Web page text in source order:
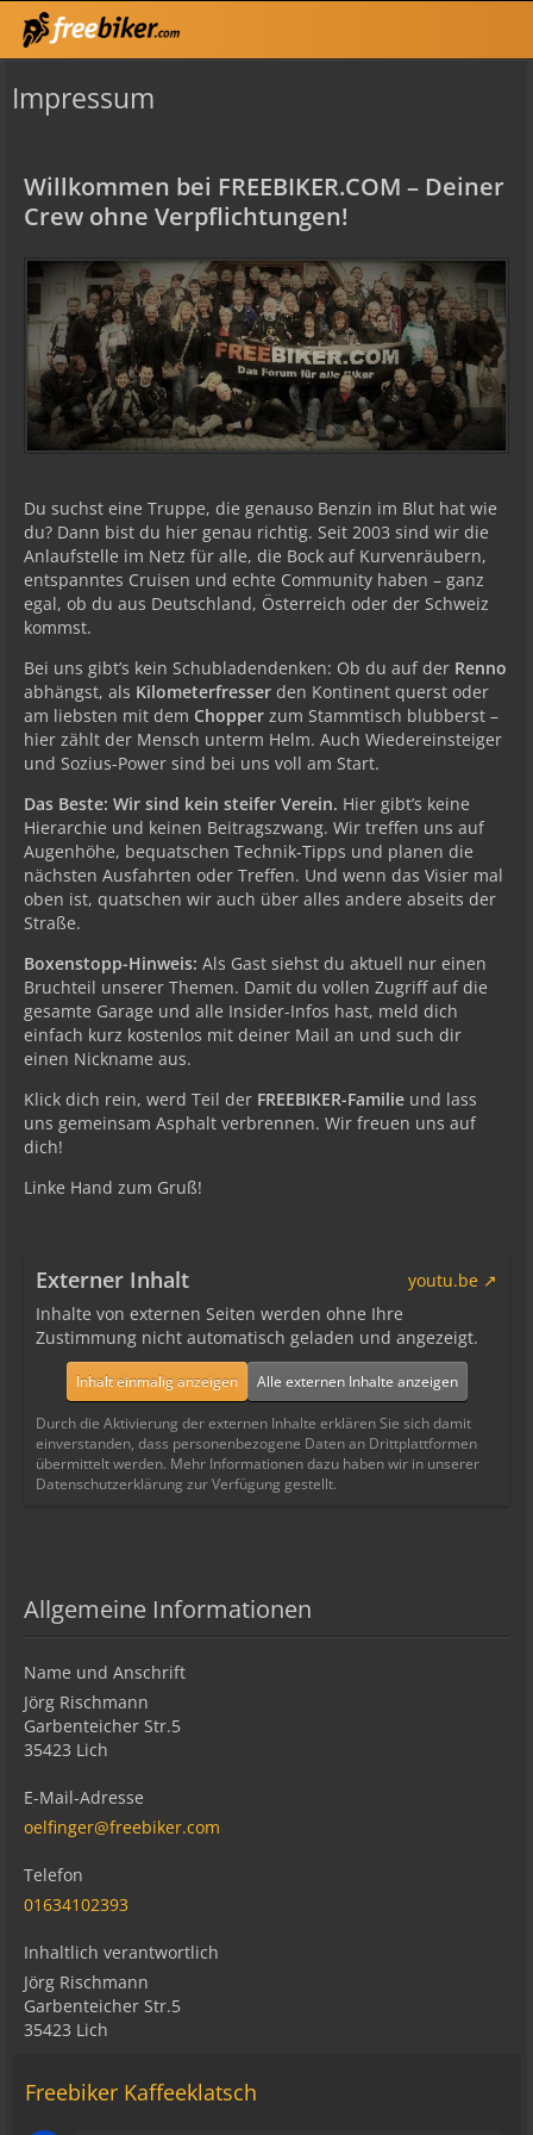
Impressum
Willkommen bei FREEBIKER.COM – Deiner
Crew ohne Verpflichtungen!
Du suchst eine Truppe, die genauso Benzin im Blut hat wie
du? Dann bist du hier genau richtig. Seit 2003 sind wir die
Anlaufstelle im Netz für alle, die Bock auf Kurvenräubern,
entspanntes Cruisen und echte Community haben – ganz
egal, ob du aus Deutschland, Österreich oder der Schweiz
kommst.
Bei uns gibt’s kein Schubladendenken: Ob du auf der Renno
abhängst, als Kilometerfresser den Kontinent querst oder
am liebsten mit dem Chopper zum Stammtisch blubberst –
hier zählt der Mensch unterm Helm. Auch Wiedereinsteiger
und Sozius-Power sind bei uns voll am Start.
Das Beste: Wir sind kein steifer Verein. Hier gibt’s keine
Hierarchie und keinen Beitragszwang. Wir treffen uns auf
Augenhöhe, bequatschen Technik-Tipps und planen die
nächsten Ausfahrten oder Treffen. Und wenn das Visier mal
oben ist, quatschen wir auch über alles andere abseits der
Straße.
Boxenstopp-Hinweis: Als Gast siehst du aktuell nur einen
Bruchteil unserer Themen. Damit du vollen Zugriff auf die
gesamte Garage und alle Insider-Infos hast, meld dich
einfach kurz kostenlos mit deiner Mail an und such dir
einen Nickname aus.
Klick dich rein, werd Teil der FREEBIKER-Familie und lass
uns gemeinsam Asphalt verbrennen. Wir freuen uns auf
dich!
Linke Hand zum Gruß!
Externer Inhalt
youtu.be
Inhalte von externen Seiten werden ohne Ihre
Zustimmung nicht automatisch geladen und angezeigt.
Inhalt einmalig anzeigen Alle externen Inhalte anzeigen
Durch die Aktivierung der externen Inhalte erklären Sie sich damit
einverstanden, dass personenbezogene Daten an Drittplattformen
übermittelt werden. Mehr Informationen dazu haben wir in unserer
Datenschutzerklärung zur Verfügung gestellt.
Allgemeine Informationen
Name und Anschrift
Jörg Rischmann
Garbenteicher Str.5
35423 Lich
E-Mail-Adresse
oelfinger@freebiker.com
Telefon
01634102393
Inhaltlich verantwortlich
Jörg Rischmann
Garbenteicher Str.5
35423 Lich
Freebiker Kaffeeklatsch